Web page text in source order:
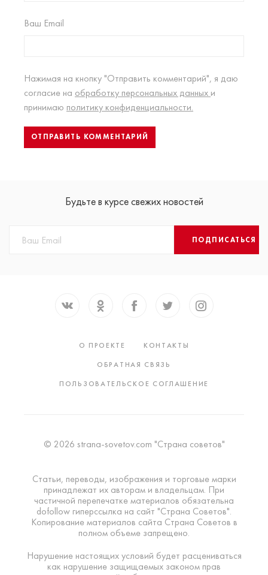
Ваш Email
Нажимая на кнопку "Отправить комментарий", я даю
согласие на обработку персональных данных и
принимаю политику конфиденциальности.
Будьте в курсе свежих новостей
ПОДПИСАТЬСЯ
О ПРОЕКТЕ
КОНТАКТЫ
ОБРАТНАЯ СВЯЗЬ
ПОЛЬЗОВАТЕЛЬСКОЕ СОГЛАШЕНИЕ
© 2026 strana-sovetov.com "Страна советов"
Статьи, переводы, изображения и торговые марки
принадлежат их авторам и владельцам. При
частичной перепечатке материалов обязательна
dofollow гиперссылка на сайт "Страна Советов".
Копирование материалов сайта Страна Советов в
полном объеме запрещено.
Нарушение настоящих условий будет расцениваться
как нарушение защищаемых законом прав